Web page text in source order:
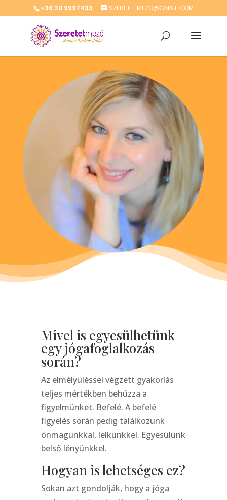
+36 30 9997433 SZERETETMEZO@GMAIL.COM
Mivel is egyesülhetünk
egy jógafoglalkozás
során?
Az elmélyüléssel végzett gyakorlás
teljes mértékben behúzza a
figyelmünket. Befelé. A befelé
figyelés során pedig találkozunk
önmagunkkal, lelkünkkel. Egyesülünk
belső lényünkkel.
Hogyan is lehetséges ez?
Sokan azt gondolják, hogy a jóga